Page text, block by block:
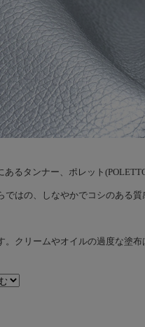
るタンナー、ポレット
はの、しなやかでコシのある質
クリームやオイルの過度な塗